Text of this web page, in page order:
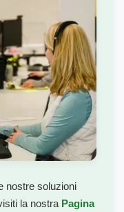
nostre soluzioni
la nostra Pagina